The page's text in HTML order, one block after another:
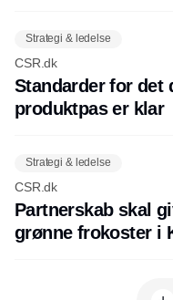
Strategi & ledelse
CSR.dk
Standarder for det
produktpas er klar
Strategi & ledelse
CSR.dk
Partnerskab skal
grønne frokoster i